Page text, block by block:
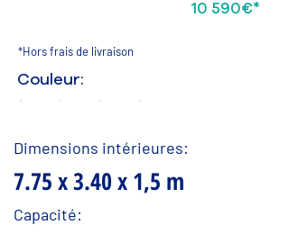
10 590€*
*Hors frais de livraison
Couleur:
Dimensions intérieures:
7.75 x 3.40 x 1,5 m
Capacité: